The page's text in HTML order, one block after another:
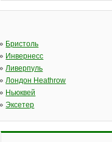
Бристоль
Инвернесс
Ливерпуль
Лондон Heathrow
Ньюквей
Эксетер